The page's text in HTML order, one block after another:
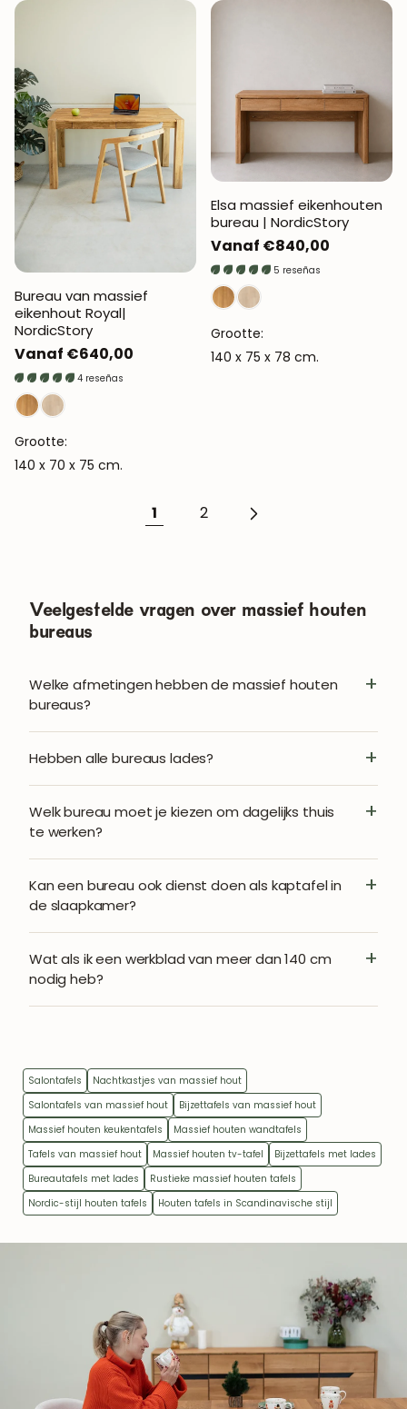
Bureau van massief
eikenhout Royal|
NordicStory
Normale
prijs
Vanaf €640,00
4 reseñas
Grootte:
140 x 70 x 75 cm.
Elsa massief eikenhouten
bureau | NordicStory
Normale
prijs
Vanaf €840,00
5 reseñas
Grootte:
140 x 75 x 78 cm.
1 2
Veelgestelde vragen over massief houten
bureaus
Welke afmetingen hebben de massief houten
bureaus?
Hebben alle bureaus lades?
Welk bureau moet je kiezen om dagelijks thuis
te werken?
Kan een bureau ook dienst doen als kaptafel in
de slaapkamer?
Wat als ik een werkblad van meer dan 140 cm
nodig heb?
Salontafels
Nachtkastjes van massief hout
Salontafels van massief hout
Bijzettafels van massief hout
Massief houten keukentafels
Massief houten wandtafels
Tafels van massief hout
Massief houten tv-tafel
Bijzettafels met lades
Bureautafels met lades
Rustieke massief houten tafels
Nordic-stijl houten tafels
Houten tafels in Scandinavische stijl
WORD LID VAN
ROBLE.STORE!
Schrijf je in en krijg 5% korting op je eerste
aankoop.